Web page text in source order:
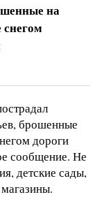
на
снегом
брошенные
дороги
сообщение. Не
детские сады,